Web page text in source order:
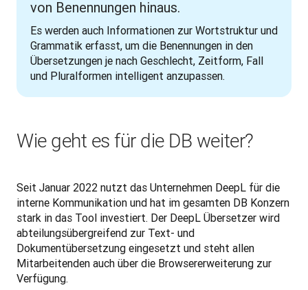
von Benennungen hinaus.
Es werden auch Informationen zur Wortstruktur und
Grammatik erfasst, um die Benennungen in den
Übersetzungen je nach Geschlecht, Zeitform, Fall
und Pluralformen intelligent anzupassen.
Wie geht es für die DB weiter?
Seit Januar 2022 nutzt das Unternehmen DeepL für die
interne Kommunikation und hat im gesamten DB Konzern
stark in das Tool investiert. Der DeepL Übersetzer wird
abteilungsübergreifend zur Text- und
Dokumentübersetzung eingesetzt und steht allen
Mitarbeitenden auch über die Browsererweiterung zur
Verfügung.